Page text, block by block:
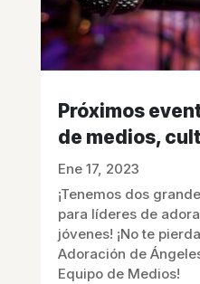
Próximos
de medios,
Ene 17, 2023
¡Tenemos dos
para líderes de
jóvenes! ¡No te
Adoración de
Equipo de Medios!